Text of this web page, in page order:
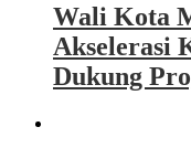
Wali Kota
Akselerasi
Dukung